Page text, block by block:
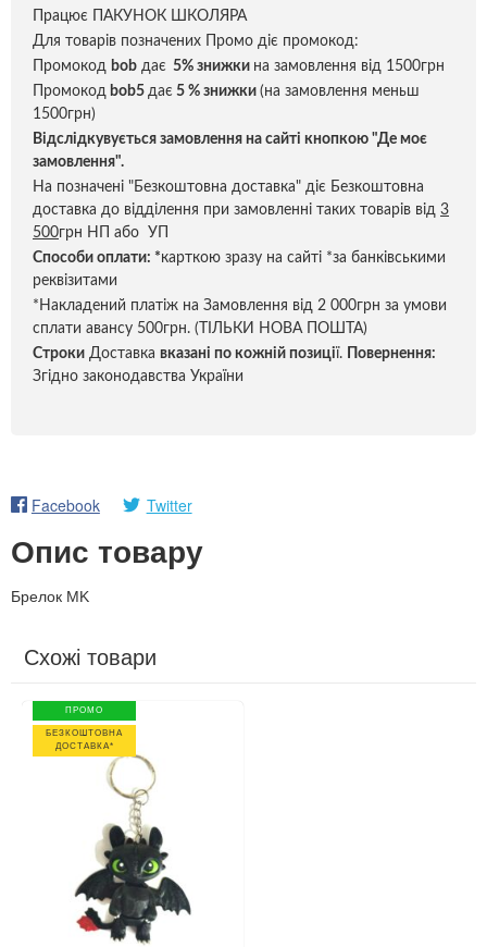
Працює ПАКУНОК ШКОЛЯРА
Для товарів позначених Промо діє промокод:
Промокод bob дає 5% знижки на замовлення від 1500грн
Промокод bob5 дає 5 % знижки (на замовлення меньш
1500грн)
Відслідкувується замовлення на сайті кнопкою "Де моє
замовлення".
На позначені "Безкоштовна доставка" діє Безкоштовна
доставка до відділення при замовленні таких товарів від 3
500грн НП або УП
Способи оплати: *карткою зразу на сайті *за банківськими
реквізитами
*Накладений платіж на Замовлення від 2 000грн за умови
сплати авансу 500грн. (ТІЛЬКИ НОВА ПОШТА)
Строки Доставка вказані по кожній позиції.
Повернення:
Згідно законодавства України
Facebook Twitter
Опис товару
Брелок MK
Схожі товари
ПРОМО
БЕЗКОШТОВНА
ДОСТАВКА*